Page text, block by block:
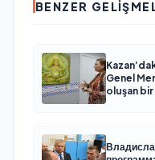
BENZER
Genel
oluşan bir